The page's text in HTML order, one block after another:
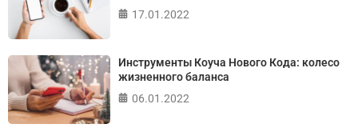
17.01.2022
Инструменты Коуча Нового Кода: колесо
жизненного баланса
06.01.2022